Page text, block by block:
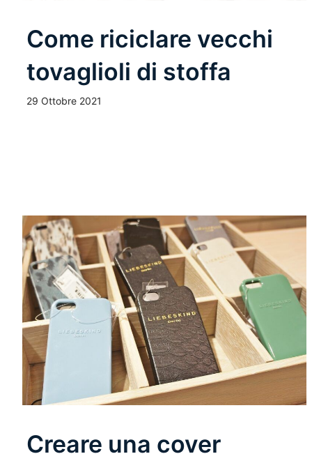
Come riciclare vecchi
tovaglioli di stoffa
29 Ottobre 2021
Creare una cover